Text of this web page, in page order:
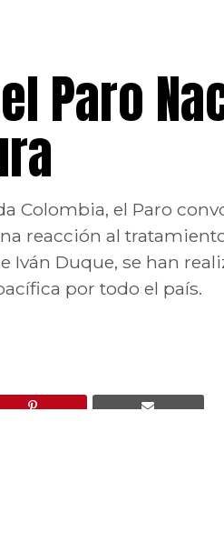
Paro
Colombia, el Paro
reacción al
Duque, se han
por todo el país.